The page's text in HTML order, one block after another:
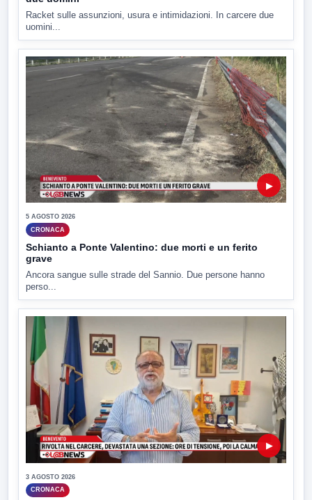
Racket sulle assunzioni, usura e intimidazioni. In carcere due
uomini...
▶
5 AGOSTO 2026
CRONACA
Schianto a Ponte Valentino: due morti e un ferito
grave
Ancora sangue sulle strade del Sannio. Due persone hanno
perso...
▶
3 AGOSTO 2026
CRONACA